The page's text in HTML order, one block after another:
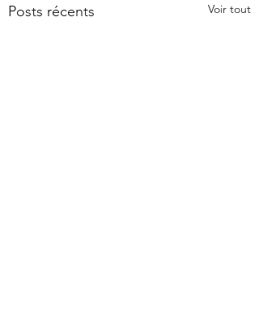
Posts récents Voir tout